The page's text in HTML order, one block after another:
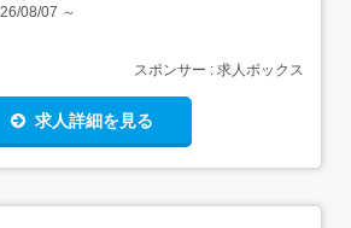
08/07 ～
スポンサー : 求人ボックス
求人詳細を見る